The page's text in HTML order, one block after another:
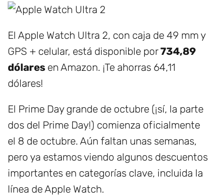
El Apple Watch Ultra 2, con caja de 49 mm y
GPS + celular, está disponible por734,89
dólares en Amazon. ¡Te ahorras 64,11
dólares!
El Prime Day grande de octubre (¡sí, la parte
dos del Prime Day!) comienza oficialmente
el 8 de octubre. Aún faltan unas semanas,
pero ya estamos viendo algunos descuentos
importantes en categorías clave, incluida la
línea de Apple Watch.